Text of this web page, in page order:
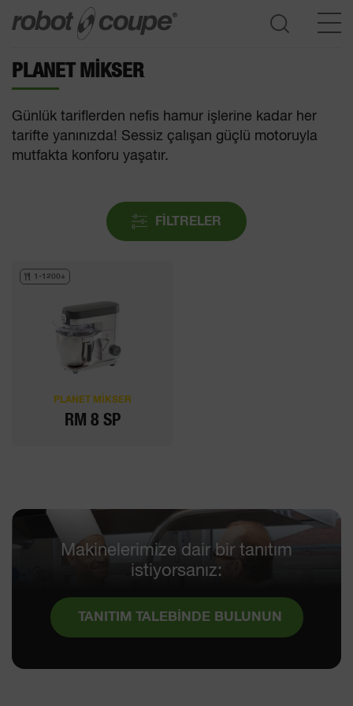
PLANET MIKSER
Günlük tariflerden nefis hamur işlerine kadar her
tarifte yanınızda! Sessiz çalışan güçlü motoruyla
mutfakta konforu yaşatır.
FILTRELER
1-1200+
PLANET MİKSER
RM 8 SP
Makinelerimize dair bir tanıtım
istiyorsanız:
TANITIM TALEBİNDE BULUNUN
Seçim kılavuzuna erişim